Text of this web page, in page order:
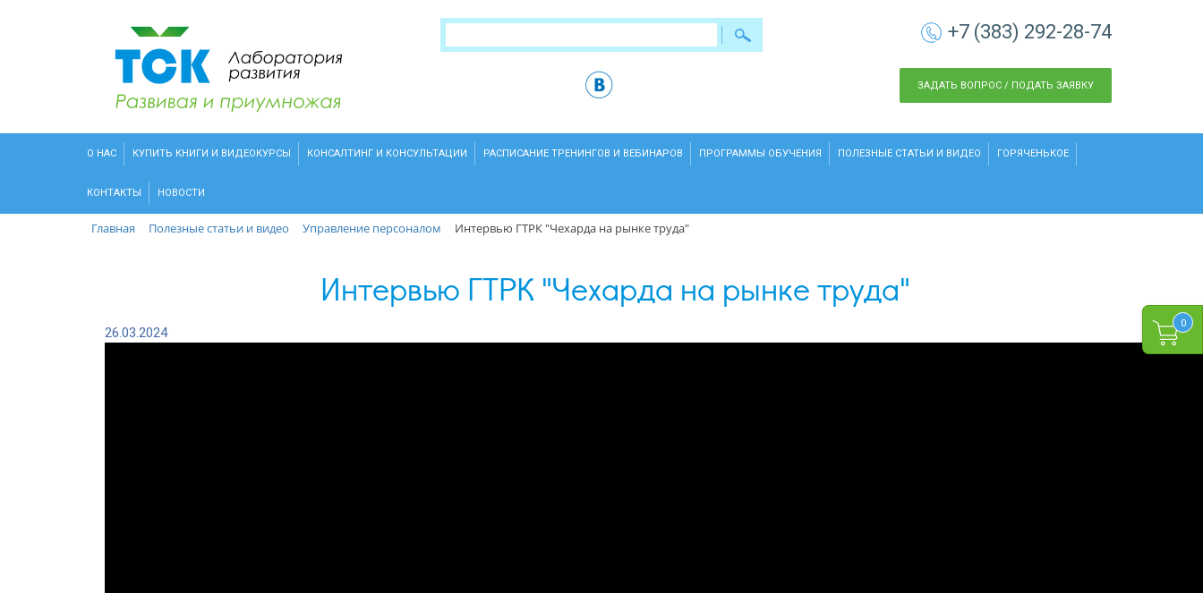
0
+7 (383) 292-28-74
ЗАДАТЬ ВОПРОС / ПОДАТЬ ЗАЯВКУ
О НАС КУПИТЬ КНИГИ И ВИДЕОКУРСЫ КОНСАЛТИНГ И КОНСУЛЬТАЦИИ РАСПИСАНИЕ ТРЕНИНГОВ И ВЕБИНАРОВ ПРОГРАММЫ ОБУЧЕНИЯ ПОЛЕЗНЫЕ СТАТЬИ И ВИДЕО ГОРЯЧЕНЬКОЕ
КОНТАКТЫ НОВОСТИ
Главная Полезные статьи и видео Управление персоналом Интервью ГТРК "Чехарда на рынке труда"
Интервью ГТРК "Чехарда на рынке труда"
26.03.2024